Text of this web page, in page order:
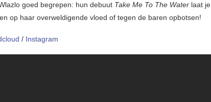
goed begrepen: hun debuut Take Me To The Water laat je
op haar overweldigende vloed of tegen de baren opbotsen!
/ Instagram